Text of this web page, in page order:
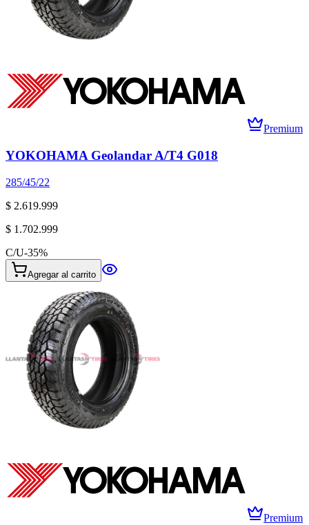
Premium
YOKOHAMA Geolandar A/T4 G018
285/45/22
$ 2.619.999
$ 1.702.999
C/U-35%
Agregar al carrito
Premium